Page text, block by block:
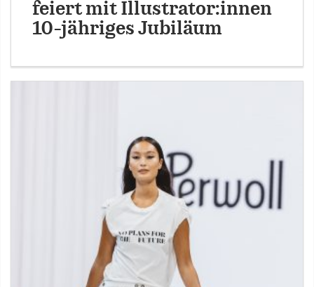
feiert mit Illustrator:innen
10-jähriges Jubiläum